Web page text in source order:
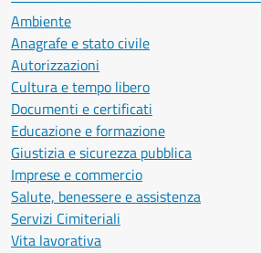
Ambiente
Anagrafe e stato civile
Autorizzazioni
Cultura e tempo libero
Documenti e certificati
Educazione e formazione
Giustizia e sicurezza pubblica
Imprese e commercio
Salute, benessere e assistenza
Servizi Cimiteriali
Vita lavorativa